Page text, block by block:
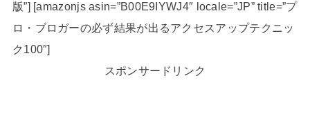
版”] [amazonjs asin=”B00E9IYWJ4″ locale=”JP” title=”プ
ロ・ブロガーの必ず結果が出るアクセスアップテクニッ
ク100″]
スポンサードリンク